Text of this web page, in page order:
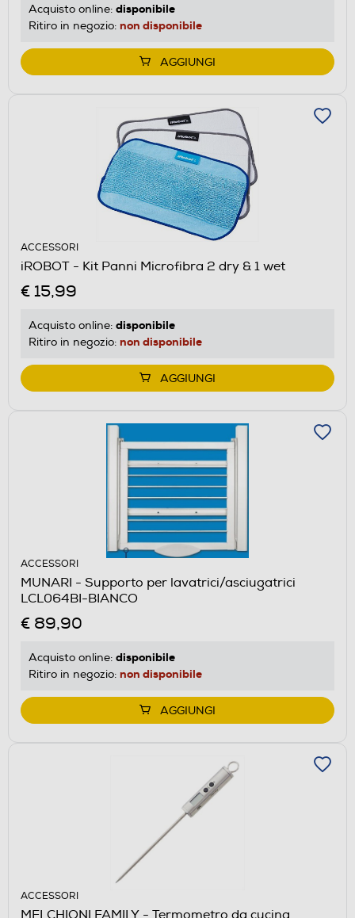
Acquisto online: disponibile
Ritiro in negozio: non disponibile
AGGIUNGI
ACCESSORI
iROBOT - Kit Panni Microfibra 2 dry & 1 wet
€ 15,99
Acquisto online: disponibile
Ritiro in negozio: non disponibile
AGGIUNGI
ACCESSORI
MUNARI - Supporto per lavatrici/asciugatrici
LCL064BI-BIANCO
€ 89,90
Acquisto online: disponibile
Ritiro in negozio: non disponibile
AGGIUNGI
ACCESSORI
MELCHIONI FAMILY - Termometro da cucina